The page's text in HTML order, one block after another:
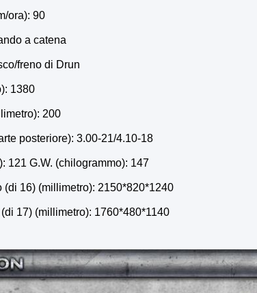
ora): 90
a catena
freno di Drun
1380
200
posteriore): 3.00-21/4.10-18
121 G.W. (chilogrammo): 147
16) (millimetro): 2150*820*1240
17) (millimetro): 1760*480*1140